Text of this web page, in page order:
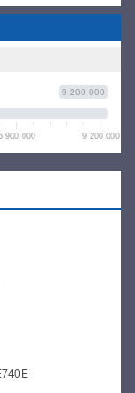
9 200 000
900 000 9 200 000